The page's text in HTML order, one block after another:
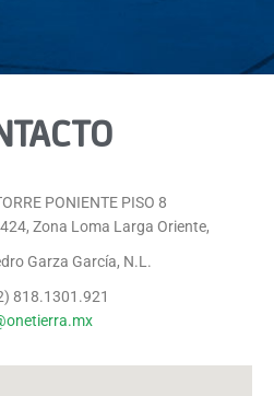
PONIENTE PISO 8
Zona Loma Larga Oriente,
Garza García, N.L.
818.1301.921